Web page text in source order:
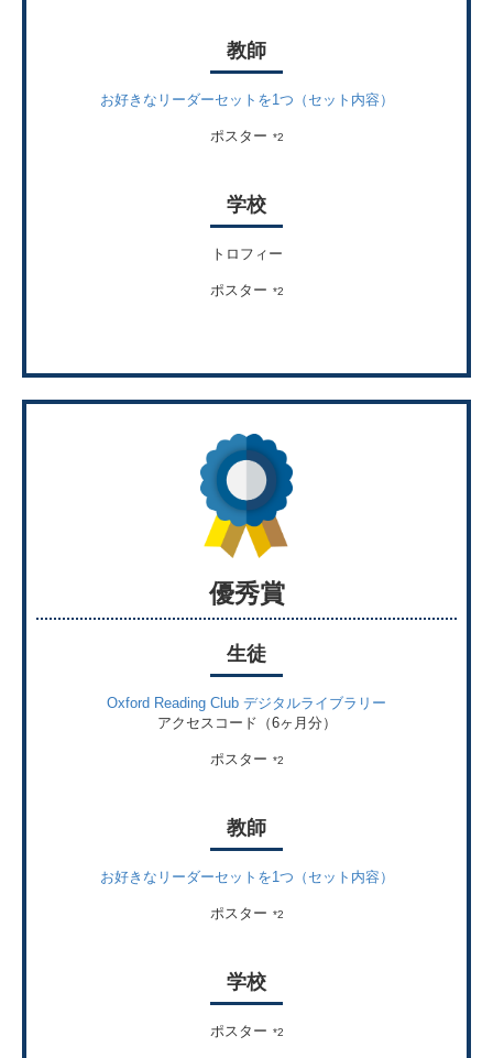
教師
お好きなリーダーセットを1つ（セット内容）
ポスター *2
学校
トロフィー
ポスター *2
優秀賞
生徒
Oxford Reading Club デジタルライブラリー
アクセスコード（6ヶ月分）
ポスター *2
教師
お好きなリーダーセットを1つ（セット内容）
ポスター *2
学校
ポスター *2